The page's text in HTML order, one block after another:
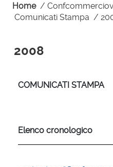
Home/
Comunicati Stampa /
2008
COMUNICATI STAMPA
Elenco cronologico